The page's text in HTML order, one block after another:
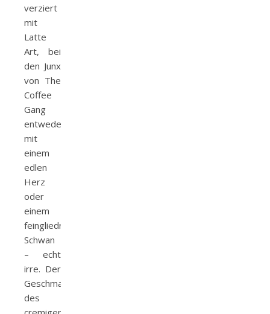
verziert
mit
Latte
Art, bei
den Junx
von The
Coffee
Gang
entweder
mit
einem
edlen
Herz
oder
einem
feingliedrigen
Schwan
– echt
irre. Der
Geschmack
des